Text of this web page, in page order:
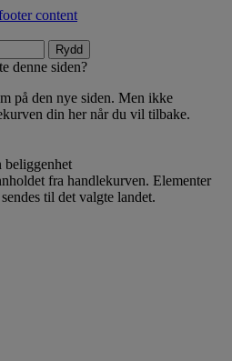
content
Rydd
denne siden?
på den nye siden. Men ikke
din her når du vil tilbake.
beliggenhet
fra handlekurven. Elementer
til det valgte landet.